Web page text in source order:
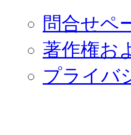
問合せペ
著作権お
プライバ